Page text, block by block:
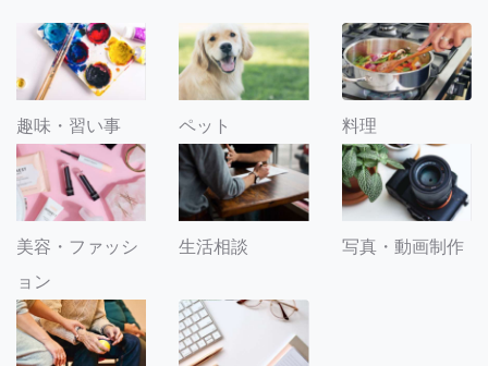
趣味・習い事 ペット 料理
美容・ファッシ
ョン
生活相談 写真・動画制作